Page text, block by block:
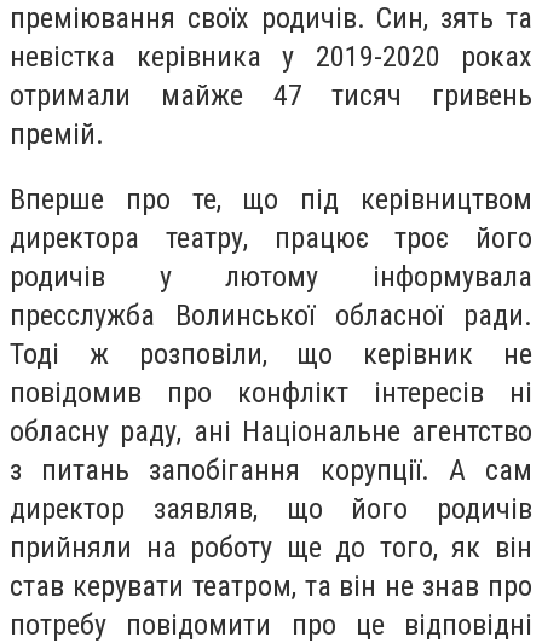
преміювання своїх родичів. Син, зять та
невістка керівника у 2019-2020 роках
отримали майже 47 тисяч гривень
премій.
Вперше про те, що під керівництвом
директора театру, працює троє його
родичів у лютому інформувала
пресслужба Волинської обласної ради.
Тоді ж розповіли, що керівник не
повідомив про конфлікт інтересів ні
обласну раду, ані Національне агентство
з питань запобігання корупції. А сам
директор заявляв, що його родичів
прийняли на роботу ще до того, як він
став керувати театром, та він не знав про
потребу повідомити про це відповідні